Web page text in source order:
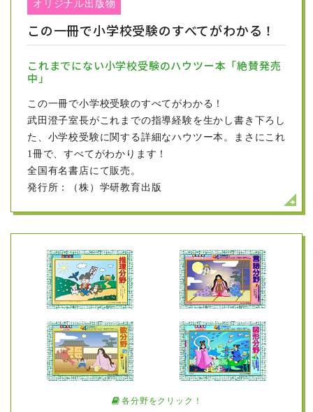
小学校受験をするお子様にも、また自宅学習
での知育教材としても、楽しく学べる「きせ
つワーク（３～４歳）」「きせつワーク（ 4
～ 6
武田室長監修で、学研より発売されました。
書店の幼児コーナーでも大人気の学研の頭脳開発教材。
その一環としてフォレスト幼児教室の武田室長の監修
で、
2021
年に発行された「きりがみワーク」に続いて、
「きせつワーク」2冊が発売されました。
きれいなカラーで、季節感もよく伝わってきます。お子
様だけでなく、保護者の方にとっても、改めて季節を楽
・こども知能パズル プラス「きせつワーク」３～４歳
定価 880円（本体価格）
・こども知能パズル プラス「きせつワーク」4～6歳
全国有名書店にて販売！！
もっと見る
オリジナル出版物
この一冊で小学校受験のすべてがわかる！
これまでにない小学校受験のハウツー本「絶賛発売
中」
この一冊で小学校受験のすべてがわかる！
武田澄子室長がこれまでの指導経験を生かし書き下ろし
た、小学校受験に関する詳細なハウツー本。まさにこれ
1冊で、すべてがわかります！
全国有名書店にて販売。
発行所：（株）学研教育出版
各分野をクリック！